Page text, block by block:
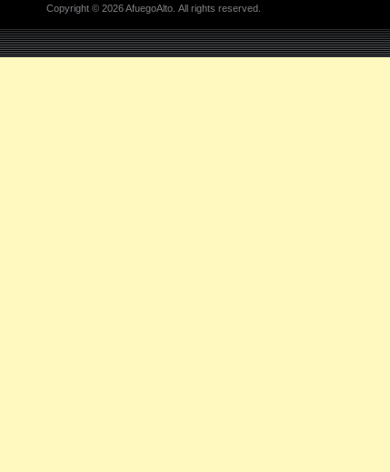
Copyright © 2026 AfuegoAlto. All rights reserved.